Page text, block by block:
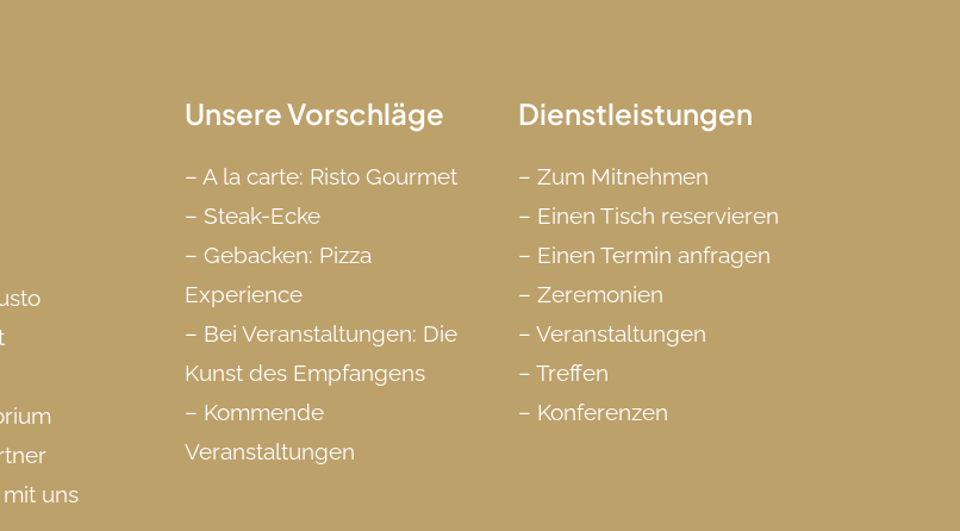
uns
Unsere Vorschläge
–A la carte: Risto Gourmet
– Steak-Ecke
–Gebacken: Pizza
Experience
– Bei Veranstaltungen: Die
Kunst des Empfangens
– Kommende
Veranstaltungen
Dienstleistungen
– Zum Mitnehmen
– Einen Tisch reservieren
– Einen Termin anfragen
– Zeremonien
– Veranstaltungen
– Treffen
– Konferenzen